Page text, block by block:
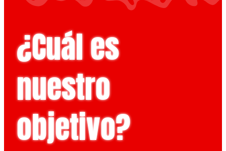
¿Cuál es
nuestro
objetivo?